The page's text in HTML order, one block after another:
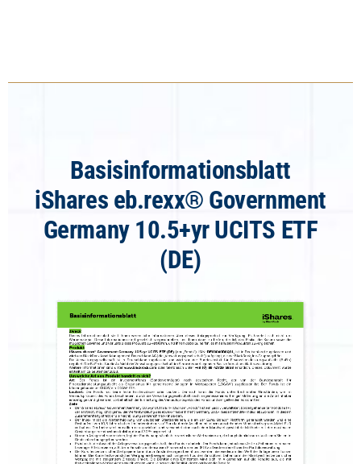
Basisinformationsblatt
iShares eb.rexx® Government
Germany 10.5+yr UCITS ETF
(DE)